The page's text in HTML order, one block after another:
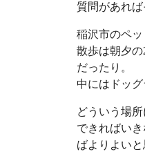
質問があれば
稲沢市のペッ
散歩は朝夕
だったり。
中にはドッグ
どういう場
できればい
ばよりよいと